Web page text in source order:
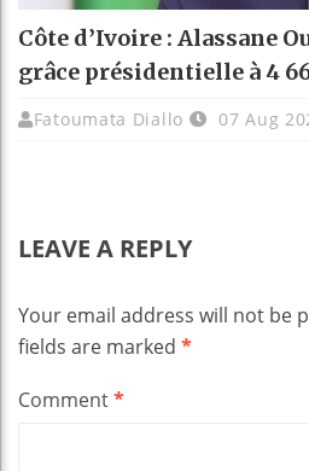
Côte d’Ivoire : Alassane
grâce présidentielle à 4
Fatoumata Diallo 07 Aug
LEAVE A REPLY
Your email address will not be
fields are marked *
Comment*